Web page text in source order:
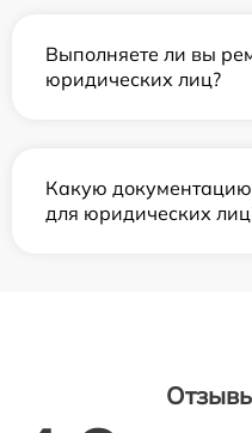
Выполняете ли вы
юридических лиц?
Какую документацию
для юридических